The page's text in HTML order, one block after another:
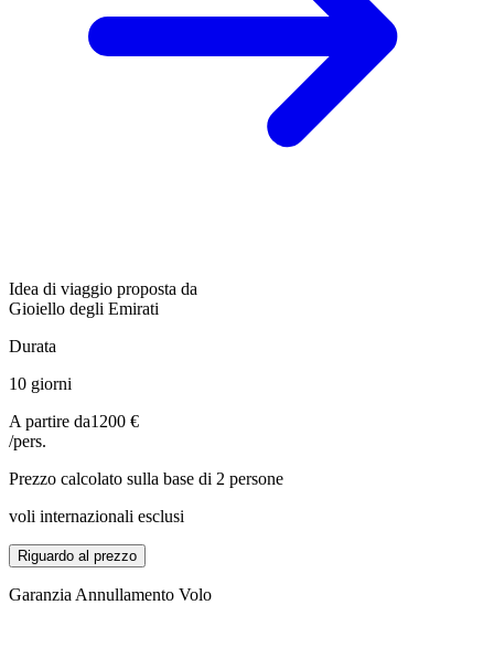
Idea di viaggio proposta da
Gioiello degli Emirati
Durata
10 giorni
A partire da1200 €
/pers.
Prezzo calcolato sulla base di 2 persone
voli internazionali esclusi
Riguardo al prezzo
Garanzia Annullamento Volo